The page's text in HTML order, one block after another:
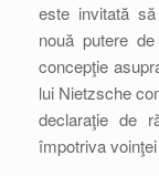
este invitată
nouă putere
concepţie
lui Nietzsche
declaraţie de
împotriva voinţei